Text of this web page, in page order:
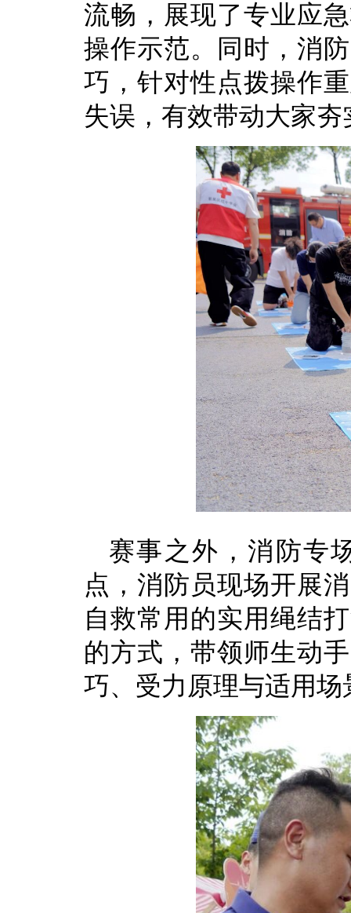
流畅，展现了专业应
操作示范。同时，消
巧，针对性点拨操作
失误，有效带动大家
赛事之外，消防专
点，消防员现场开展
自救常用的实用绳结
的方式，带领师生动
巧、受力原理与适用